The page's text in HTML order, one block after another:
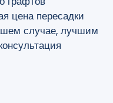
цена пересадки
случае, лучшим